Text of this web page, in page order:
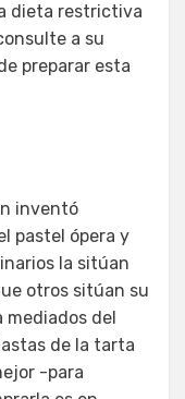
dieta restrictiva
a su
preparar esta
inventó
pastel ópera y
la sitúan
otros sitúan su
del
de la tarta
-para